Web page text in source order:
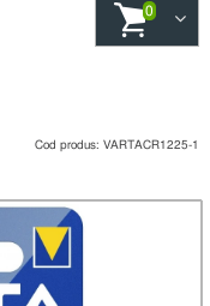
0
Cod produs: VARTACR1225-1